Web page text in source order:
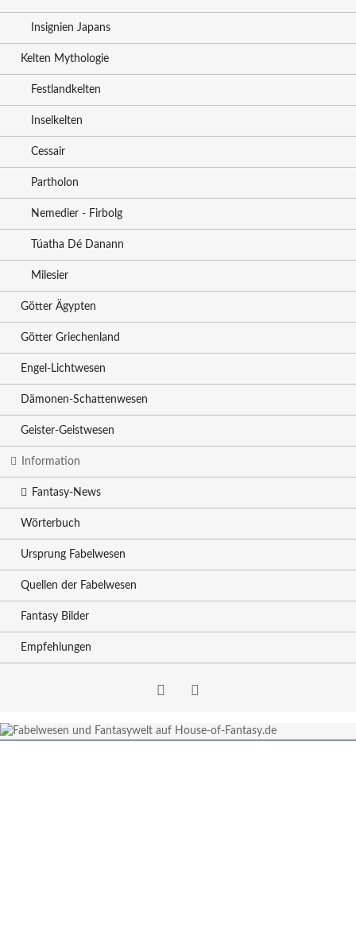
Insignien Japans
Kelten Mythologie
Festlandkelten
Inselkelten
Cessair
Partholon
Nemedier - Firbolg
Túatha Dé Danann
Milesier
Götter Ägypten
Götter Griechenland
Engel-Lichtwesen
Dämonen-Schattenwesen
Geister-Geistwesen
Information
Fantasy-News
Wörterbuch
Ursprung Fabelwesen
Quellen der Fabelwesen
Fantasy Bilder
Empfehlungen